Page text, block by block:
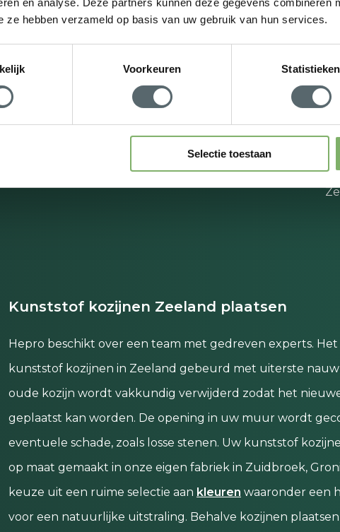
ze hebben verzameld op basis van uw gebruik van hun services.
Voorkeuren Statistieken
Selectie toestaan
te
Kunststof kozijnen Zeeland plaatsen
Hepro beschikt over een team met gedreven experts. Het
kunststof kozijnen in Zeeland gebeurd met uiterste
oude kozijn wordt vakkundig verwijderd zodat het
geplaatst kan worden. De opening in uw muur wordt
eventuele schade, zoals losse stenen. Uw kunststof
op maat gemaakt in onze eigen fabriek in Zuidbroek,
keuze uit een ruime selectie aan kleuren waaronder een
voor een natuurlijke uitstraling. Behalve kozijnen